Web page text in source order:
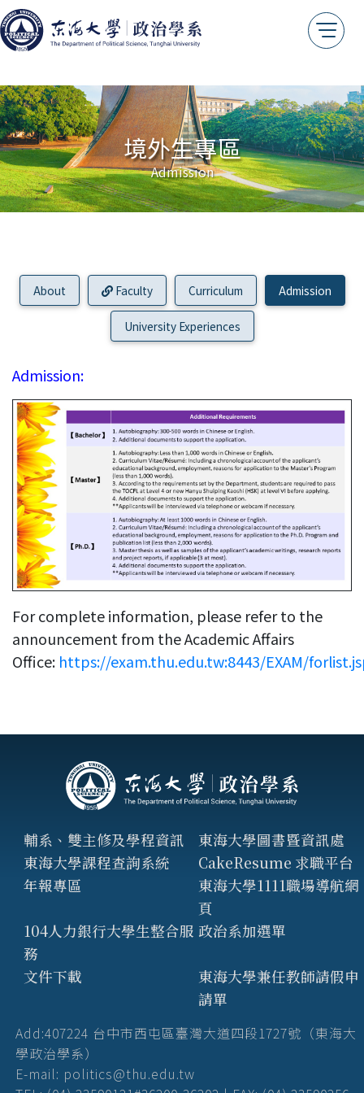
雙聯學位
課程地圖
歷年論文
法規專區
關於我們
教育目標
核心素養
交通位置
傑出系友
系友會
我想捐款
年報專區
測試用
境外生專區
Admission
About Faculty Curriculum Admission
University Experiences
Admission:
For complete information, please refer to the
announcement from the Academic Affairs
Office: https://exam.thu.edu.tw:8443/EXAM/
輔系、雙主修及學程資訊
東海大學圖書暨資訊處
東海大學課程查詢系統
CakeResume 求職平台
年報專區
東海大學1111職場導航網
頁
104人力銀行大學生整合服
務
政治系加選單
文件下載
東海大學兼任教師請假申
請單
Add:407224 台中市西屯區臺灣大道四段1727號（東海大
學政治學系）
E-mail: politics@thu.edu.tw